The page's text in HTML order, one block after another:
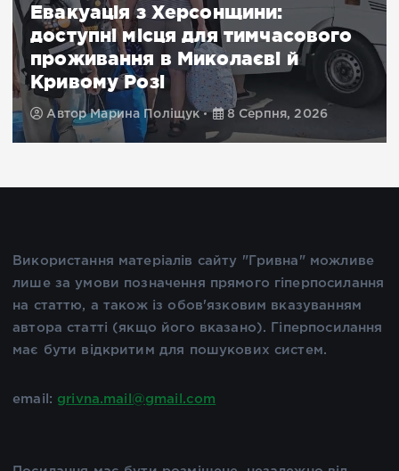
Евакуація з Херсонщини:
доступні місця для тимчасового
проживання в Миколаєві й
Кривому Розі
АвторМарина Поліщук 8 Серпня, 2026
Використання матеріалів сайту "Гривна" можливе
лише за умови позначення прямого гіперпосилання
на статтю, а також із обов'язковим вказуванням
автора статті (якщо його вказано). Гіперпосилання
має бути відкритим для пошукових систем.
email: grivna.mail@gmail.com